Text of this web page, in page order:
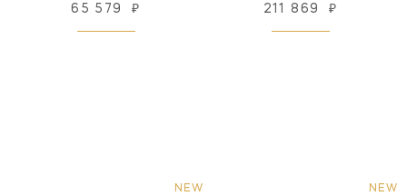
65 579 ₽ 211 869 ₽
NEW NEW